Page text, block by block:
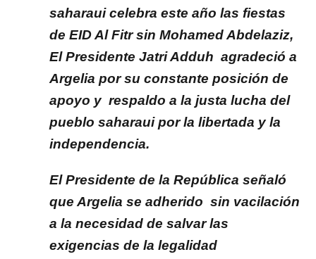
saharaui celebra este año las fiestas
de EID Al Fitr sin Mohamed Abdelaziz,
El Presidente Jatri Adduh agradeció a
Argelia por su constante posición de
apoyo y respaldo a la justa lucha del
pueblo saharaui por la libertada y la
independencia.
El Presidente de la República señaló
que Argelia se adherido sin vacilación
a la necesidad de salvar las
exigencias de la legalidad